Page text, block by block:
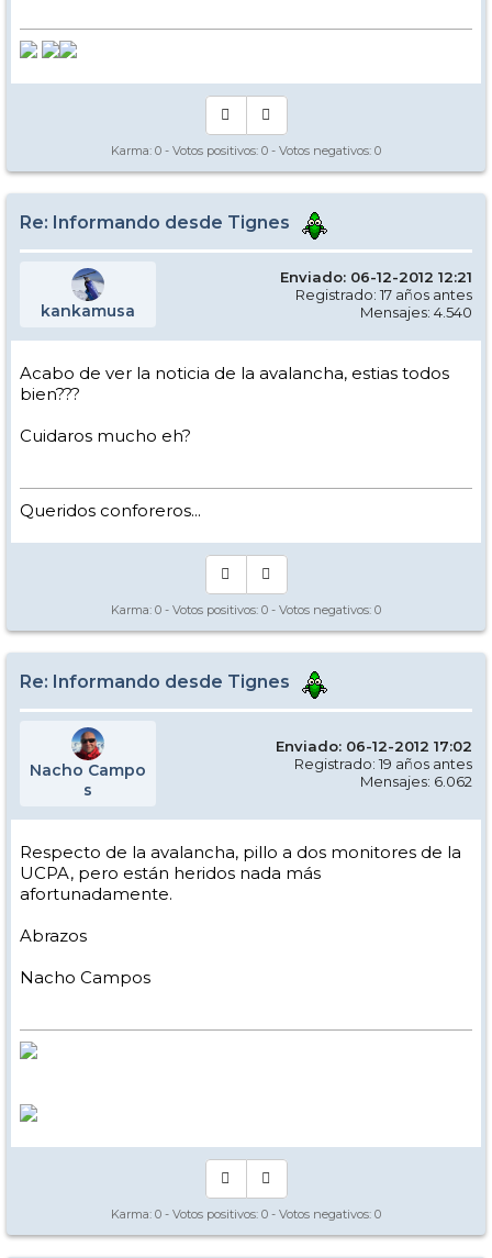
Karma: 0 - Votos positivos: 0 - Votos negativos: 0
Re: Informando desde Tignes
kankamusa
Enviado: 06-12-2012 12:21
Registrado: 17 años antes
Mensajes: 4.540
Acabo de ver la noticia de la avalancha, estias todos
bien???
Cuidaros mucho eh?
Queridos conforeros...
Karma: 0 - Votos positivos: 0 - Votos negativos: 0
Re: Informando desde Tignes
Nacho Campo
s
Enviado: 06-12-2012 17:02
Registrado: 19 años antes
Mensajes: 6.062
Respecto de la avalancha, pillo a dos monitores de la
UCPA, pero están heridos nada más
afortunadamente.
Abrazos
Nacho Campos
Karma: 0 - Votos positivos: 0 - Votos negativos: 0